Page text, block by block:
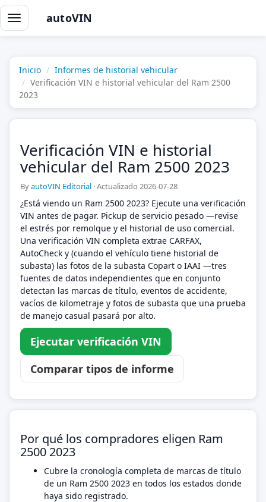
Alternar
navegación
autoVIN
Inicio
Informes de historial vehicular
Verificación VIN e historial vehicular del Ram 2500
2023
Verificación VIN e historial
vehicular del Ram 2500 2023
ByautoVIN Editorial ·Actualizado 2026-07-28
¿Está viendo un Ram 2500 2023? Ejecute una verificación
VIN antes de pagar. Pickup de servicio pesado —revise
el estrés por remolque y el historial de uso comercial.
Una verificación VIN completa extrae CARFAX,
AutoCheck y (cuando el vehículo tiene historial de
subasta) las fotos de la subasta Copart o IAAI —tres
fuentes de datos independientes que en conjunto
detectan las marcas de título, eventos de accidente,
vacíos de kilometraje y fotos de subasta que una prueba
de manejo casual pasará por alto.
Ejecutar verificación VIN
Comparar tipos de informe
Por qué los compradores eligen Ram
2500 2023
Cubre la cronología completa de marcas de título
de un Ram 2500 2023 en todos los estados donde
haya sido registrado.